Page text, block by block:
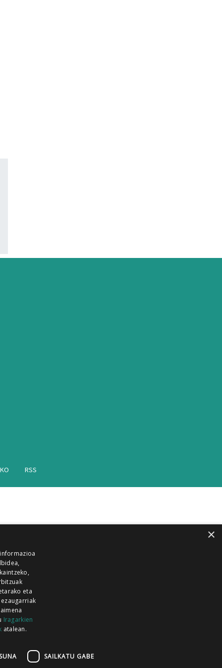
RSS
GUKA
GUKA ZUMAIA GUKA
×
eta
Iragarkien
atalean.
SAILKATU GABE